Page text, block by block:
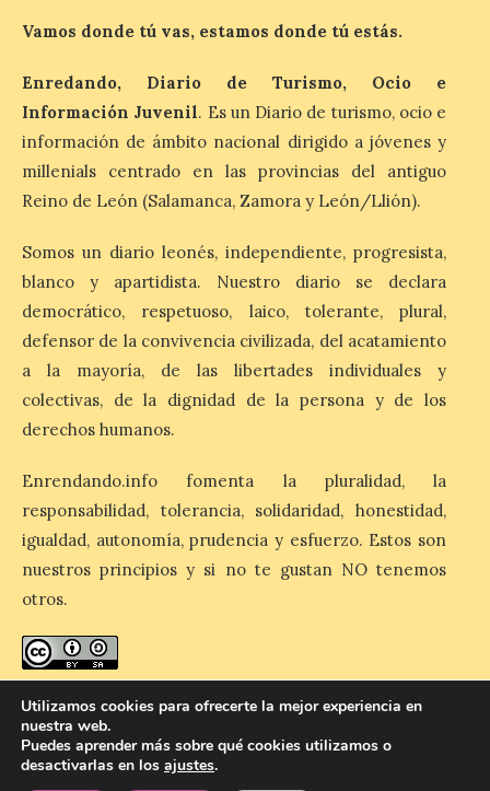
7 Ago 2026
La cadena hotelera pública
volverá a estar presente
en la zona de descanso
junto al control de firmas
y, como novedad, en el
Leaders Lounge, dos espacios exclusivos
Vuelta discurrirá junto a 17 […]
Última llamada: Eclipse
total del 12 de agosto.
Dónde alojarse y a qué
precio
7 Ago 2026
León es la provincia más
económica (116€/noche),
pero también una de las
más agotadas: solo un 4%
de alojamientos libres.
Zamora, Palencia y Álava son las
esas […]
Vamos donde tú vas, estamos donde tú estás.
Enredando, Diario de Turismo, Ocio e
Información Juvenil. Es un Diario de turismo, ocio e
información de ámbito nacional dirigido a jóvenes y
millenials centrado en las provincias del antiguo
Reino de León (Salamanca, Zamora y León/Llión).
Somos un diario leonés, independiente, progresista,
blanco y apartidista. Nuestro diario se declara
democrático, respetuoso, laico, tolerante, plural,
defensor de la convivencia civilizada, del acatamiento
a la mayoría, de las libertades individuales y
colectivas, de la dignidad de la persona y de los
derechos humanos.
Enrendando.info fomenta la pluralidad, la
responsabilidad, tolerancia, solidaridad, honestidad,
igualdad, autonomía, prudencia y esfuerzo. Estos son
nuestros principios y si no te gustan NO tenemos
otros.
Reconocimiento-CompartirIgual 4.0 Internacional
Utilizamos cookies para ofrecerte la mejor experiencia en
nuestra web.
Puedes aprender más sobre qué cookies utilizamos o
desactivarlas en los ajustes.